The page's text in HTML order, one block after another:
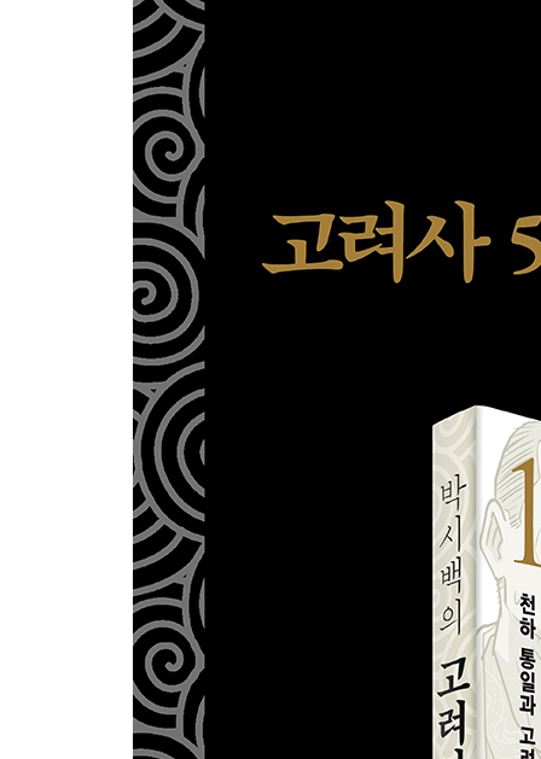
이 시기 중국 정세
작가 후기
고려사 연표
고려 왕실 세계도
정사(正史)로 기록된 고려의 역사, 『고려사』와